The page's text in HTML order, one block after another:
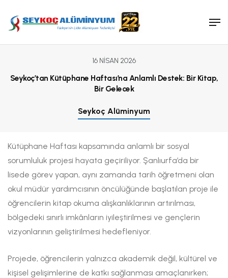
Tanker ve Silobas Sanayi
Ambalaj Sanayi
Satış Ekibimiz
16 NISAN 2026
Seykoç’tan Kütüphane Haftası’na Anlamlı Destek: Bir Kitap,
Bir Gelecek
Seykoç Alüminyum
Kütüphane Haftası kapsamında anlamlı bir sosyal
sorumluluk projesi hayata geçiriliyor. Şanlıurfa’da bir
lisede görev yapan, aynı zamanda tarih öğretmeni olan
okul müdür yardımcısının öncülüğünde başlatılan proje ile
öğrencilerin kitap okuma alışkanlıklarının artırılması,
bölgedeki sınırlı imkânların iyileştirilmesi ve gençlerin
vizyonlarının geliştirilmesi hedefleniyor.
Projede, öğrencilerin yalnızca akademik değil, kültürel ve
kişisel gelişimlerine de katkı sağlanması amaçlanırken;